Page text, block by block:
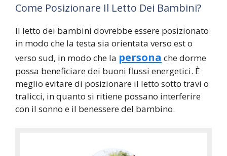
Come Posizionare Il Letto Dei Bambini?
Il letto dei bambini dovrebbe essere posizionato
in modo che la testa sia orientata verso est o
verso sud, in modo che la persona che dorme
possa beneficiare dei buoni flussi energetici. È
meglio evitare di posizionare il letto sotto travi o
tralicci, in quanto si ritiene possano interferire
con il sonno e il benessere del bambino.